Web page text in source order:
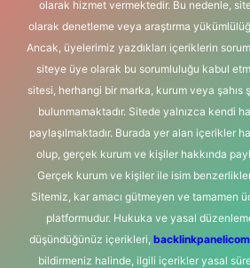
olarak hizmet vermektedir. Bu nedenle,
olarak denetleme veya araştırma
Ancak, üyelerimiz yazdıkları içeriklerin
siteye üye olarak bu sorumluluğu kabul
sitesi, herhangi bir marka, kurum veya şahıs
bulunmamaktadır. Sitede yalnızca kendi
paylaşılmaktadır. Burada yer alan içerikler
olup, gerçek kurum ve kişiler hakkında
Gerçek kurum ve kişiler ile isim
Sitemiz, kar amacı gütmeyen ve tamamen
platformudur. Hukuka ve yasal
düşündüğünüz içerikleri,
bildirmeniz halinde, ilgili içerikler yasal